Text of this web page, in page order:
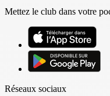
Mettez le club dans votre
Réseaux sociaux